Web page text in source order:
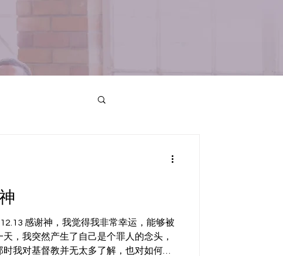
感谢神，我觉得我非常幸运，能够被
，我突然产生了自己是个罪人的念头，
我对基督教并无太多了解，也对如何洗